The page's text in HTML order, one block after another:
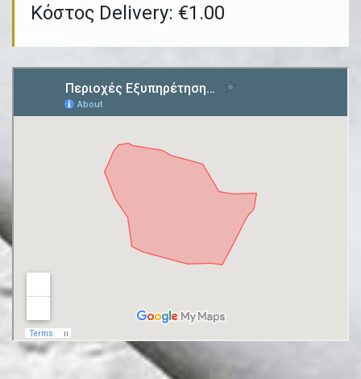
Κόστος Delivery: €1.00